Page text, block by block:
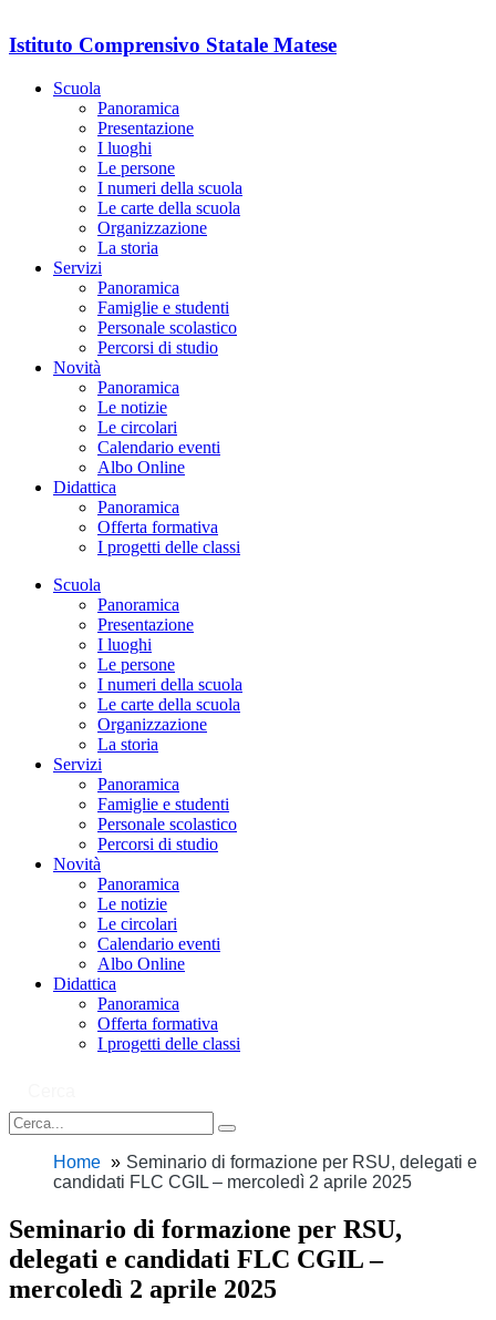
Istituto Comprensivo Statale Matese
Scuola
Panoramica
Presentazione
I luoghi
Le persone
I numeri della scuola
Le carte della scuola
Organizzazione
La storia
Servizi
Panoramica
Famiglie e studenti
Personale scolastico
Percorsi di studio
Novità
Panoramica
Le notizie
Le circolari
Calendario eventi
Albo Online
Didattica
Panoramica
Offerta formativa
I progetti delle classi
Scuola
Panoramica
Presentazione
I luoghi
Le persone
I numeri della scuola
Le carte della scuola
Organizzazione
La storia
Servizi
Panoramica
Famiglie e studenti
Personale scolastico
Percorsi di studio
Novità
Panoramica
Le notizie
Le circolari
Calendario eventi
Albo Online
Didattica
Panoramica
Offerta formativa
I progetti delle classi
Home
Seminario di formazione per RSU, delegati e
candidati FLC CGIL – mercoledì 2 aprile 2025
Seminario di formazione per RSU,
delegati e candidati FLC CGIL –
mercoledì 2 aprile 2025